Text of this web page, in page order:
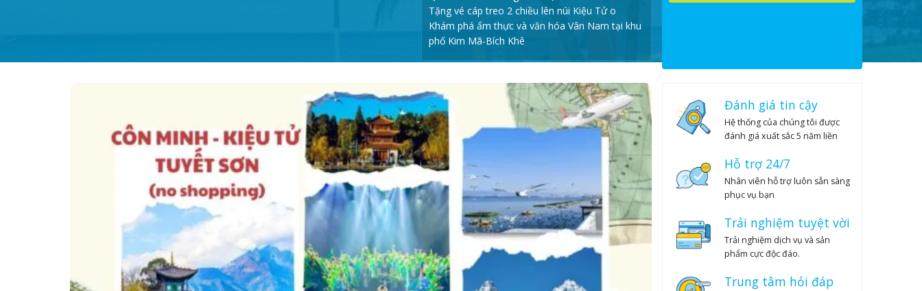
Tặng vé cáp treo 2 chiều lên núi Kiệu Tử o
Khám phá ẩm thực và văn hóa Vân Nam tại khu
phố Kim Mã-Bích Khê
Đánh giá tin cậy
Hệ thống của chúng tôi được
đánh giá xuất sắc 5 năm liền
Hỗ trợ 24/7
Nhân viên hỗ trợ luôn sẵn sàng
phục vụ bạn
Trải nghiệm tuyệt vời
Trải nghiệm dịch vụ và sản
phẩm cực độc đáo.
Trung tâm hỏi đáp